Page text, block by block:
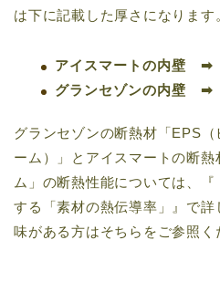
は下に記載した厚さになります
アイスマートの内壁
グランセゾンの内壁 ➡
グランセゾンの断熱材「EPS
ーム）」とアイスマートの断
ム」の断熱性能については、
する「素材の熱伝導率」』で
味がある方はそちらをご参照く